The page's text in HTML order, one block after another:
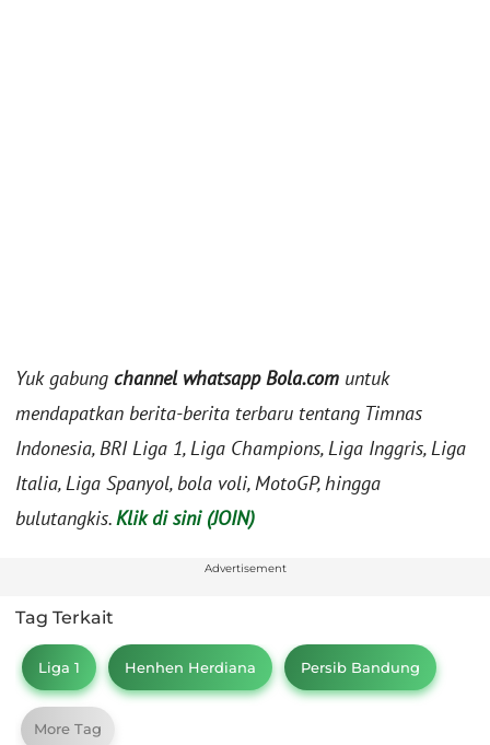
Yuk gabung channel whatsapp Bola.com untuk
mendapatkan berita-berita terbaru tentang Timnas
Indonesia, BRI Liga 1, Liga Champions, Liga Inggris, Liga
Italia, Liga Spanyol, bola voli, MotoGP, hingga
bulutangkis. Klik di sini (JOIN)
Advertisement
Tag Terkait
Liga 1 Henhen Herdiana Persib Bandung
More Tag